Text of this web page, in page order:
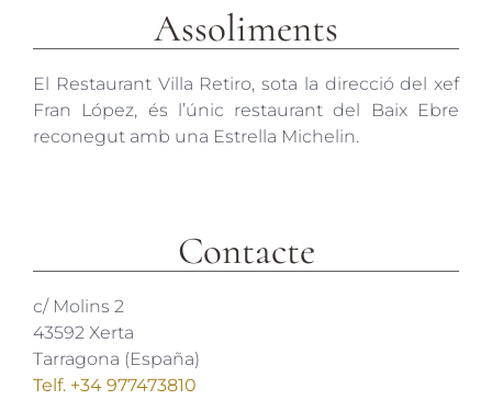
Assoliments
El Restaurant Villa Retiro, sota la direcció del xef
Fran López, és l’únic restaurant del Baix Ebre
reconegut amb una Estrella Michelin.
Contacte
c/ Molins 2
43592 Xerta
Tarragona (España)
Telf. +34 977473810